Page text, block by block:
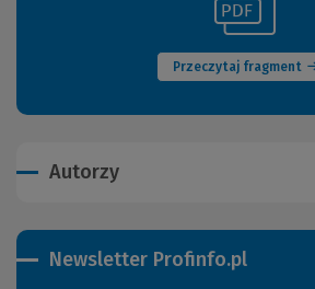
Przeczytaj fragment
(Nowe
okno)
innej
strony)
Autorzy
Newsletter Profinfo.pl